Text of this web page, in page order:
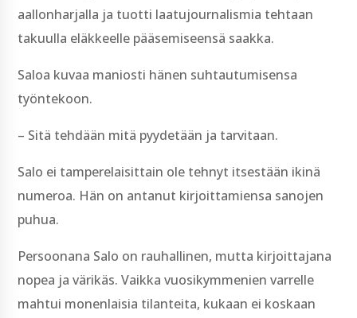
aallonharjalla ja tuotti laatujournalismia tehtaan
takuulla eläkkeelle pääsemiseensä saakka.
Saloa kuvaa maniosti hänen suhtautumisensa
työntekoon.
– Sitä tehdään mitä pyydetään ja tarvitaan.
Salo ei tamperelaisittain ole tehnyt itsestään ikinä
numeroa. Hän on antanut kirjoittamiensa sanojen
puhua.
Persoonana Salo on rauhallinen, mutta kirjoittajana
nopea ja värikäs. Vaikka vuosikymmenien varrelle
mahtui monenlaisia tilanteita, kukaan ei koskaan